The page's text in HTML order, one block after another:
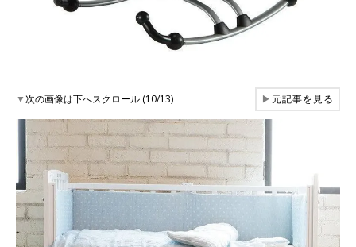
▼次の画像は下へスクロール (10/13) ▶元記事を見る